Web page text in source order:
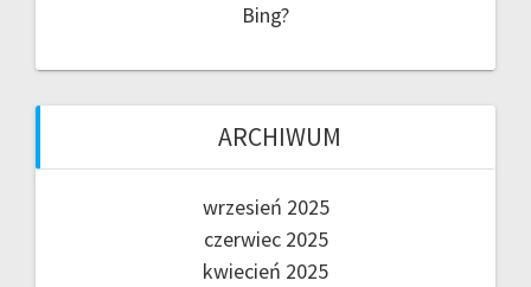
Bing?
ARCHIWUM
wrzesień 2025
czerwiec 2025
kwiecień 2025